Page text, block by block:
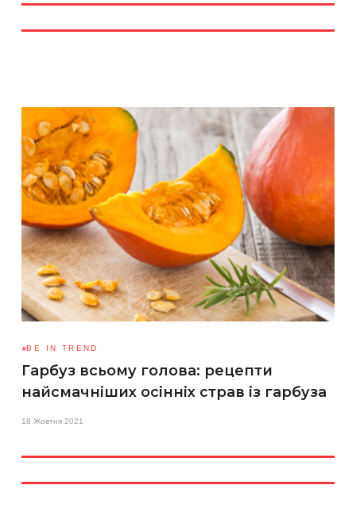
BE IN TREND
Гарбуз всьому голова: рецепти
найсмачніших осінніх страв із гарбуза
18 Жовтня 2021